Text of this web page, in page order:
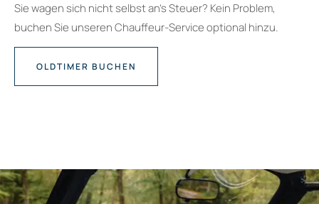
Sie wagen sich nicht selbst an’s Steuer? Kein Problem,
buchen Sie unseren Chauffeur-Service optional hinzu.
OLDTIMER BUCHEN